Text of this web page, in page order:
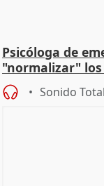
Psicóloga de
"normalizar"
Sonido